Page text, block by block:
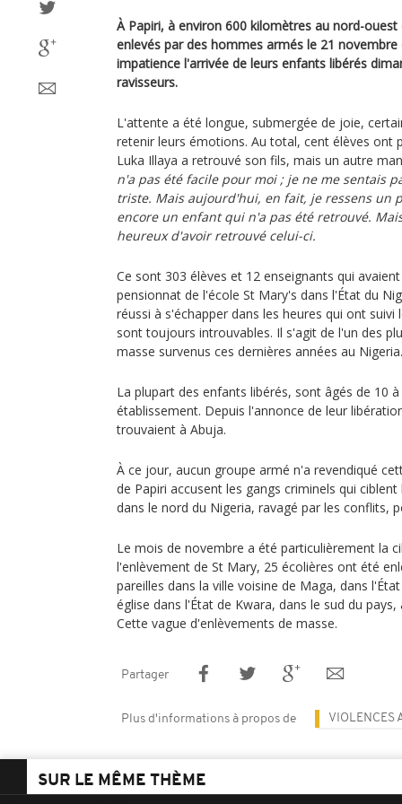
À Papiri, à environ 600 kilomètres au nord-
enlevés par des hommes armés le 21
impatience l'arrivée de leurs enfants libérés
ravisseurs.
L'attente a été longue, submergée de joie,
retenir leurs émotions. Au total, cent élèves ont
Luka Illaya a retrouvé son fils, mais un autre
n'a pas été facile pour moi ; je ne me sentais
triste. Mais aujourd'hui, en fait, je ressens un
encore un enfant qui n'a pas été retrouvé.
heureux d'avoir retrouvé celui-ci.
Ce sont 303 élèves et 12 enseignants qui
pensionnat de l'école St Mary's dans l'État du
réussi à s'échapper dans les heures qui ont
sont toujours introuvables. Il s'agit de l'un des
masse survenus ces dernières années au Nigeria.
La plupart des enfants libérés, sont âgés de 10
établissement. Depuis l'annonce de leur
trouvaient à Abuja.
À ce jour, aucun groupe armé n'a revendiqué
de Papiri accusent les gangs criminels qui
dans le nord du Nigeria, ravagé par les conflits,
Le mois de novembre a été particulièrement la
l'enlèvement de St Mary, 25 écolières ont été
pareilles dans la ville voisine de Maga, dans
église dans l'État de Kwara, dans le sud du
Cette vague d'enlèvements de masse.
Partager
Plus d'informations à propos de VIOLENCES
SUR LE MÊME THÈME